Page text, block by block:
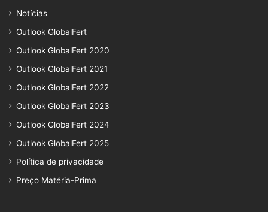
Notícias
Outlook GlobalFert
Outlook GlobalFert 2020
Outlook GlobalFert 2021
Outlook GlobalFert 2022
Outlook GlobalFert 2023
Outlook GlobalFert 2024
Outlook GlobalFert 2025
Política de privacidade
Preço Matéria-Prima